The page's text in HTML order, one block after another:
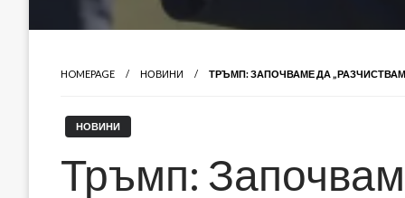
HOMEPAGE НОВИНИ ТРЪМП: ЗАПОЧВАМЕ ДА
НОВИНИ
Тръмп: